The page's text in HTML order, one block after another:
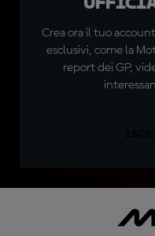
Crea ora il tuo
esclusivi, come la
report dei GP,